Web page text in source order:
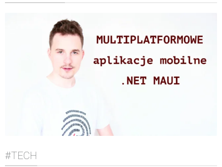
#TECH